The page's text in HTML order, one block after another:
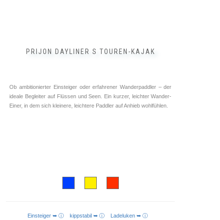
PRIJON DAYLINER S TOUREN-KAJAK
Ob ambitionierter Einsteiger oder erfahrener Wanderpaddler – der
ideale Begleiter auf Flüssen und Seen. Ein kurzer, leichter Wander-
Einer, in dem sich kleinere, leichtere Paddler auf Anhieb wohlfühlen.
Einsteiger ➥ ⓘ kippstabil ➥ ⓘ Ladeluken ➥ ⓘ